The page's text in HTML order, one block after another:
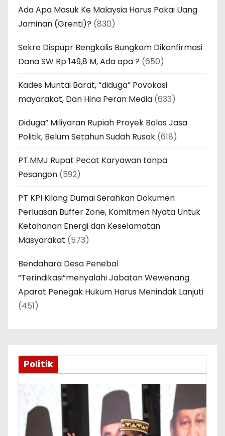
Ada Apa Masuk Ke Malaysia Harus Pakai Uang
Jaminan (Grenti)? (830)
Sekre Dispupr Bengkalis Bungkam Dikonfirmasi
Dana SW Rp 149,8 M, Ada apa ? (650)
Kades Muntai Barat, “diduga” Povokasi
mayarakat, Dan Hina Peran Media (633)
Diduga” Miliyaran Rupiah Proyek Balas Jasa
Politik, Belum Setahun Sudah Rusak (618)
PT.MMJ Rupat Pecat Karyawan tanpa
Pesangon (592)
PT KPI Kilang Dumai Serahkan Dokumen
Perluasan Buffer Zone, Komitmen Nyata Untuk
Ketahanan Energi dan Keselamatan
Masyarakat (573)
Bendahara Desa Penebal
“Terindikasi”menyalahi Jabatan Wewenang
Aparat Penegak Hukum Harus Menindak Lanjuti
(451)
Politik